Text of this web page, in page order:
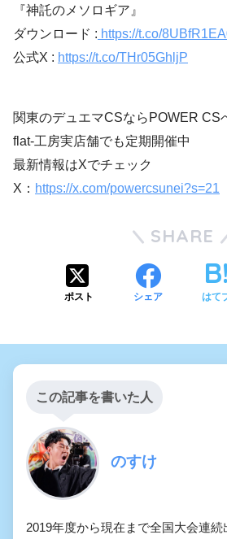
『神託のメソロギア』
ダウンロード : https://t.co/
公式X : https://t.co/THr05GhljP
関東のデュエマCSならPOWER CS
flat-工房実店舗でも定期開催中
最新情報はXでチェック
X： https://x.com/powercsunei?s=21
SHARE
ポスト シェア はて
この記事を書いた人
のすけ
2019年度から現在まで全国大会連